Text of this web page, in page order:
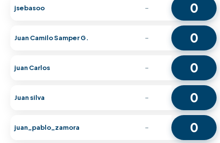
jsebasoo - 0
Juan Camilo Samper G. - 0
juan Carlos - 0
Juan silva - 0
juan_pablo_zamora - 0